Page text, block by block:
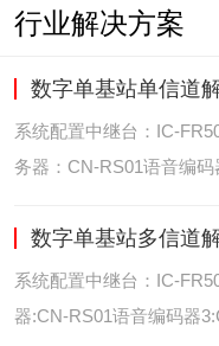
行业解决方案
数字单基站单信道
系统配置中继台：IC-
务器：CN-RS01语音编
位/室内定位艾可慕数字
位功能是艾可慕数字系统
数字单基站多信道
系统配置中继台：IC-
器:CN-RS01语音编码器